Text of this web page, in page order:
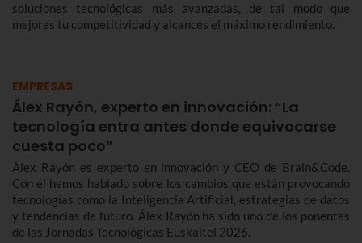
soluciones tecnológicas más avanzadas, de tal modo que
mejores tu competitividad y alcances el máximo rendimiento.
EMPRESAS
Álex Rayón, experto en innovación: “La
tecnología entra antes donde equivocarse
cuesta poco”
Álex Rayón es experto en innovación y CEO de Brain&Code.
Con él hemos hablado sobre los cambios que están provocando
tecnologías como la Inteligencia Artificial, estrategias de datos
y tendencias de futuro. Álex Rayón ha sido uno de los ponentes
de las Jornadas Tecnológicas Euskaltel 2026.